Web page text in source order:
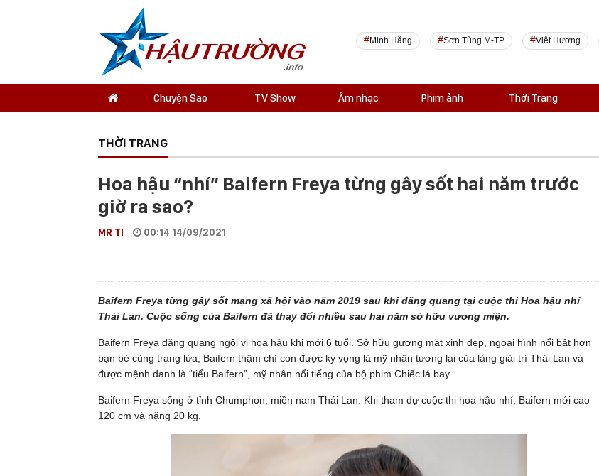
Minh Hằng Sơn Tùng M-TP Việt Hương
Chuyện Sao TV Show Âm nhạc Phim ảnh Thời Trang
THỜI TRANG
Hoa hậu “nhí” Baifern Freya từng gây sốt hai năm trước
giờ ra sao?
MR TI 00:14 14/09/2021
Baifern Freya từng gây sốt mạng xã hội vào năm 2019 sau khi đăng quang tại cuộc thi Hoa hậu nhí
Thái Lan. Cuộc sống của Baifern đã thay đổi nhiều sau hai năm sở hữu vương miện.
Baifern Freya đăng quang ngôi vị hoa hậu khi mới 6 tuổi. Sở hữu gương mặt xinh đẹp, ngoại hình nổi bật hơn
bạn bè cùng trang lứa, Baifern thậm chí còn được kỳ vọng là mỹ nhân tương lai của làng giải trí Thái Lan và
được mệnh danh là “tiểu Baifern”, mỹ nhân nổi tiếng của bộ phim Chiếc lá bay.
Baifern Freya sống ở tỉnh Chumphon, miền nam Thái Lan. Khi tham dự cuộc thi hoa hậu nhí, Baifern mới cao
120 cm và nặng 20 kg.